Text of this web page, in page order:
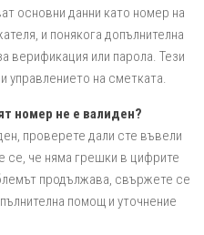
основни данни като номер на
и понякога допълнителна
верификация или парола. Тези
управлението на сметката.
номер не е валиден?
проверете дали сте въвели
се, че няма грешки в цифрите
продължава, свържете се
помощ и уточнение